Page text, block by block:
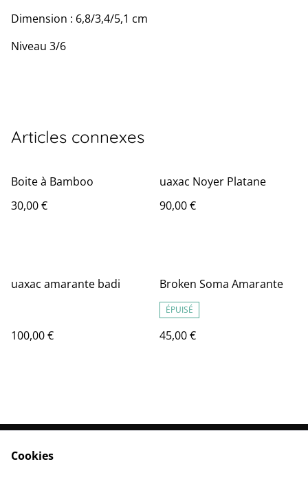
Dimension : 6,8/3,4/5,1 cm
Niveau 3/6
Articles connexes
Boite à Bamboo
30,00 €
uaxac Noyer Platane
90,00 €
uaxac amarante badi
100,00 €
Broken Soma Amarante
ÉPUISÉ
45,00 €
Cookies